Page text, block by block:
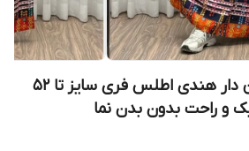
پیراهن ساحلی آستین دار هندی اطلس فری سایز تا 52
و راحت بدون بدن نما